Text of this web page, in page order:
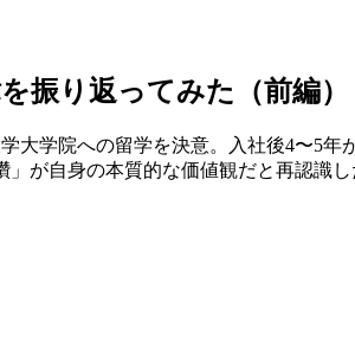
振り返ってみた（前編）
学院への留学を決意。入社後4〜5
が自身の本質的な価値観だと再認識